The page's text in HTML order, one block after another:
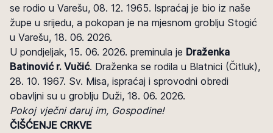
se rodio u Varešu, 08. 12. 1965. Ispraćaj je bio iz naše
župe u srijedu, a pokopan je na mjesnom groblju Stogić
u Varešu, 18. 06. 2026.
U pondjeljak, 15. 06. 2026. preminula je Draženka
Batinović r. Vučić. Draženka se rodila u Blatnici (Čitluk),
28. 10. 1967. Sv. Misa, ispraćaj i sprovodni obredi
obavljni su u groblju Duži, 18. 06. 2026.
Pokoj vječni daruj im, Gospodine!
ČIŠĆENJE CRKVE